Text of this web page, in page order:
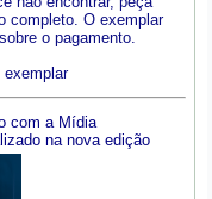
completo. O exemplar
o pagamento.
exemplar
com a Mídia
na nova edição